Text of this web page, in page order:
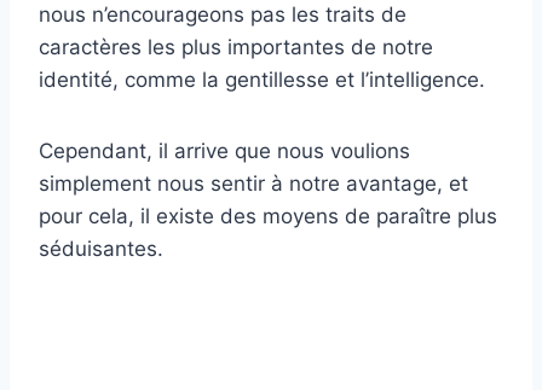
nous n’encourageons pas les traits de
caractères les plus importantes de notre
identité, comme la gentillesse et l’intelligence.
Cependant, il arrive que nous voulions
simplement nous sentir à notre avantage, et
pour cela, il existe des moyens de paraître plus
séduisantes.